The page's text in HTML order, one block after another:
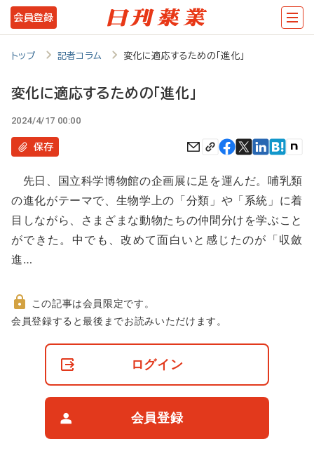
メ
イ
テ
移
動
会員登録
トップ 記者コラム 変化に適応するための「進化」
変化に適応するための「進化」
2024/4/17 00:00
保存
先日、国立科学博物館の企画展に足を運んだ。哺乳類
の進化がテーマで、生物学上の「分類」や「系統」に着
目しながら、さまざまな動物たちの仲間分けを学ぶこと
ができた。中でも、改めて面白いと感じたのが「収斂
進…
非
この記事は会員限定です。
会員登録すると最後までお読みいただけます。
ログイン
会員登録